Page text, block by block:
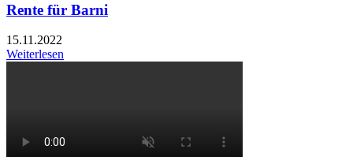
Rente für Barni
15.11.2022
Weiterlesen